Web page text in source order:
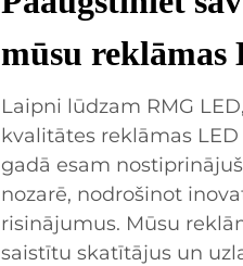
mūsu reklāmas
Laipni lūdzam RMG
kvalitātes reklāmas
gadā esam
nozarē, nodrošinot
risinājumus. Mūsu
saistītu skatītājus un